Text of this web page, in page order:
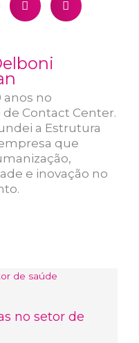
anos no
Contact Center.
a Estrutura
que
e inovação no
no setor de